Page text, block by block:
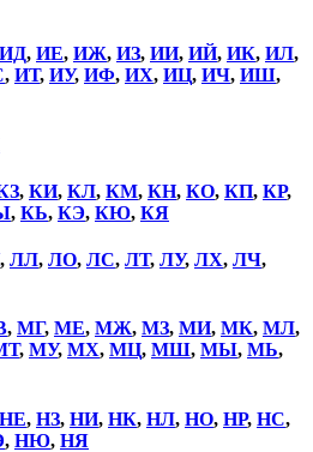
ИД, ИЕ, ИЖ, ИЗ, ИИ, ИЙ, ИК, ИЛ,
, ИТ, ИУ, ИФ, ИХ, ИЦ, ИЧ, ИШ,
, КИ, КЛ, КМ, КН, КО, КП, КР,
, КЬ, КЭ, КЮ, КЯ
, ЛЛ, ЛО, ЛС, ЛТ, ЛУ, ЛХ, ЛЧ,
, МГ, МЕ, МЖ, МЗ, МИ, МК, МЛ,
, МУ, МХ, МЦ, МШ, МЫ, МЬ,
НЕ, НЗ, НИ, НК, НЛ, НО, НР, НС,
, НЮ, НЯ